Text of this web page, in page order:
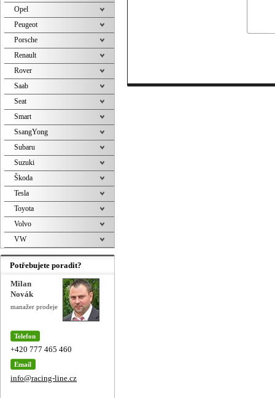
Opel
Peugeot
Porsche
Renault
Rover
Saab
Seat
Smart
SsangYong
Subaru
Suzuki
Škoda
Tesla
Toyota
Volvo
VW
Potřebujete poradit?
Milan
Novák
manažer prodeje
Telefon
+420 777 465 460
Email
info@racing-line.cz